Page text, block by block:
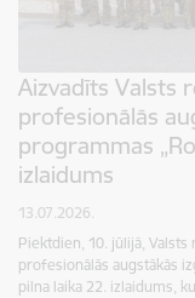
Aizvadīts Valsts
profesionālās
programmas
izlaidums
13.07.2026.
Piektdien, 10. jūlijā,
profesionālās augstākās
pilna laika 22. izlaidums,